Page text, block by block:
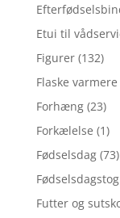
Etui til
Figurer (132)
Flaske varmere
Forhæng (23)
Forkælelse (1)
Fødselsdag (73)
Fødselsdagstog
Futter og